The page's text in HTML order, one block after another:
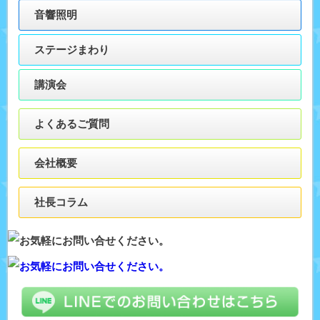
音響照明
ステージまわり
講演会
よくあるご質問
会社概要
社長コラム